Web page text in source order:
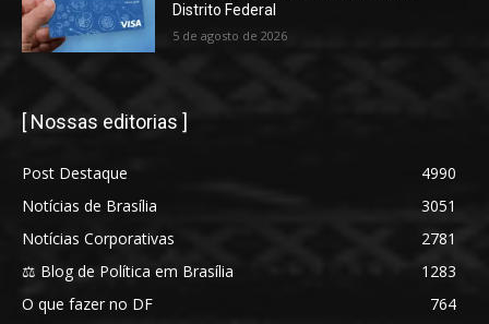
Distrito Federal
5 de agosto de 2026
[ Nossas editorias ]
Post Destaque
4990
Notícias de Brasília
3051
Notícias Corporativas
2781
⚖️ Blog de Política em Brasília
1283
O que fazer no DF
764